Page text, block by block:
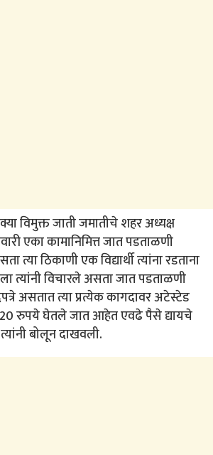
विमुक्त जाती जमातीचे शहर अध्यक्ष
एका कामानिमित्त जात पडताळणी
त्या ठिकाणी एक विद्यार्थी त्यांना रडताना
त्यांनी विचारले असता जात पडताळणी
असतात त्या प्रत्येक कागदावर अटेस्टेड
20 रुपये घेतले जात आहेत एवढे पैसे द्यायचे
बोलून दाखवली.